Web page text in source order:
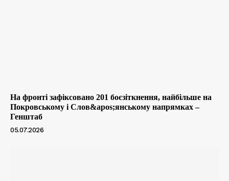
На фронті зафіксовано 201 боєзіткнення, найбільше на
Покровському і Слов&apos;янському напрямках –
Генштаб
05.07.2026